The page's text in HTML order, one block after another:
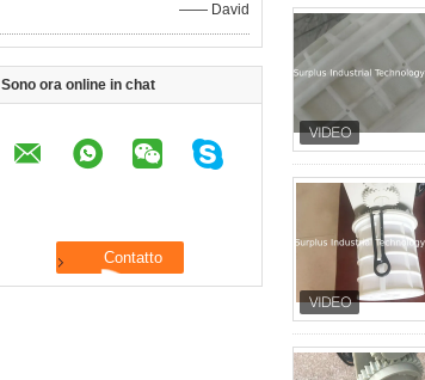
—— David
Sono ora online in chat